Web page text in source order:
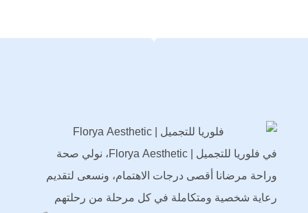
في فلوريا للتجميل | Florya Aesthetic، نولي صحة
وراحة مرضانا أقصى درجات الاهتمام، ونسعى لتقديم
رعاية شخصية ومتكاملة في كل مرحلة من رحلتهم